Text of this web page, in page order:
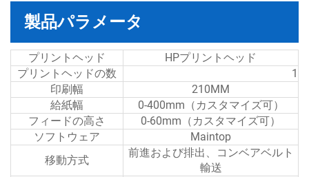
製品パラメータ
プリントヘッド
HPプリントヘッド
プリントヘッドの数
1
印刷幅
210MM
給紙幅
0-400mm（カスタマイズ可）
フィードの高さ
0-60mm（カスタマイズ可）
ソフトウェア
Maintop
移動方式
前進および排出、コンベアベルト
輸送